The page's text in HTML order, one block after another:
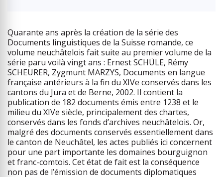
Quarante ans après la création de la série des
Documents linguistiques de la Suisse romande, ce
volume neuchâtelois fait suite au premier volume de la
série paru voilà vingt ans : Ernest SCHÜLE, Rémy
SCHEURER, Zygmunt MARZYS, Documents en langue
française antérieurs à la fin du XIVe conservés dans les
cantons du Jura et de Berne, 2002. Il contient la
publication de 182 documents émis entre 1238 et le
milieu du XIVe siècle, principalement des chartes,
conservés dans les fonds d’archives neuchâtelois. Or,
malgré des documents conservés essentiellement dans
le canton de Neuchâtel, les actes publiés ici concernent
pour une part importante les domaines bourguignon
et franc-comtois. Cet état de fait est la conséquence
non pas de l’émission de documents diplomatiques